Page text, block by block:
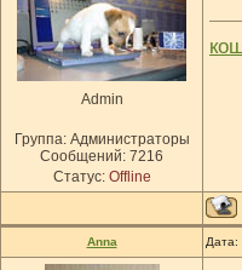
Admin
Группа: Администраторы
Сообщений: 7216
Статус: Offline
Anna